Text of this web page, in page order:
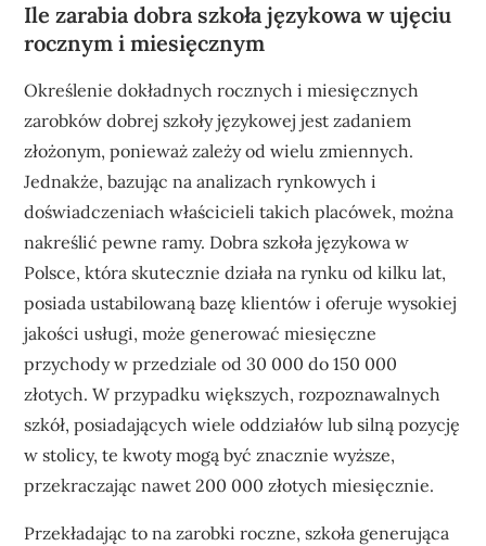
Ile zarabia dobra szkoła językowa w ujęciu
rocznym i miesięcznym
Określenie dokładnych rocznych i miesięcznych
zarobków dobrej szkoły językowej jest zadaniem
złożonym, ponieważ zależy od wielu zmiennych.
Jednakże, bazując na analizach rynkowych i
doświadczeniach właścicieli takich placówek, można
nakreślić pewne ramy. Dobra szkoła językowa w
Polsce, która skutecznie działa na rynku od kilku lat,
posiada ustabilowaną bazę klientów i oferuje wysokiej
jakości usługi, może generować miesięczne
przychody w przedziale od 30 000 do 150 000
złotych. W przypadku większych, rozpoznawalnych
szkół, posiadających wiele oddziałów lub silną pozycję
w stolicy, te kwoty mogą być znacznie wyższe,
przekraczając nawet 200 000 złotych miesięcznie.
Przekładając to na zarobki roczne, szkoła generująca